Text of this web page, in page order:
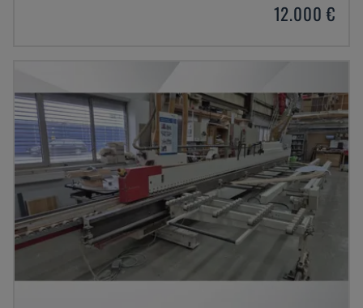
12.000 €